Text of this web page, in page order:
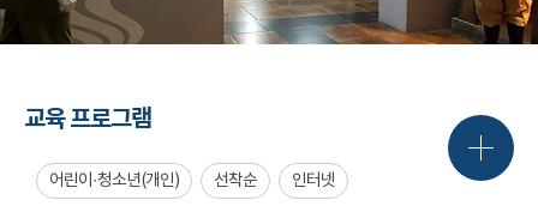
교육 프로그램
어린이·청소년(개인) 선착순 인터넷